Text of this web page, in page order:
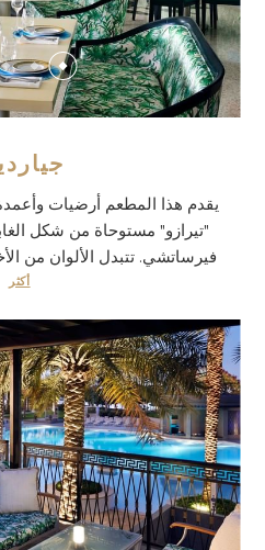
يقدم هذا المطعم أرضيات
"تيرازو" مستوحاة من شكل
فيرساتشي. تتبدل الألوان من
أكثر